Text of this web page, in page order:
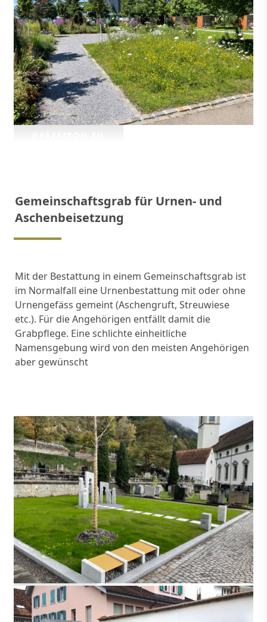
Gemeinschaftsgrab für Urnen- und
Aschenbeisetzung
Mit der Bestattung in einem Gemeinschaftsgrab ist
im Normalfall eine Urnenbestattung mit oder ohne
Urnengefäss gemeint (Aschengruft, Streuwiese
etc.). Für die Angehörigen entfällt damit die
Grabpflege. Eine schlichte einheitliche
Namensgebung wird von den meisten Angehörigen
aber gewünscht
ALTDORF